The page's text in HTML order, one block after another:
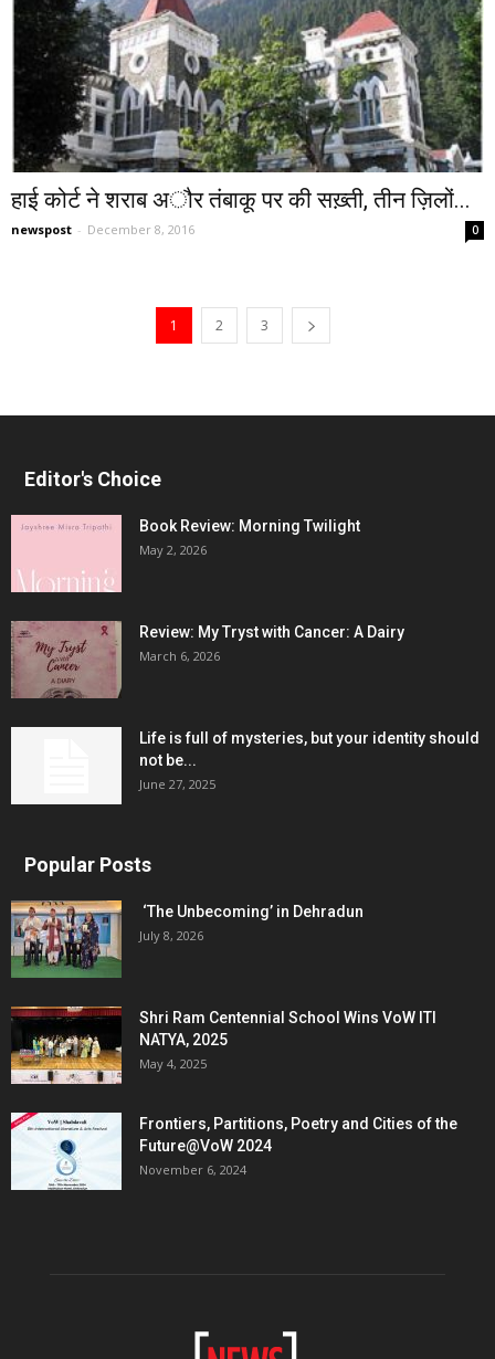
हाई कोर्ट ने शराब अौर तंबाकू पर की सख़्ती, तीन ज़िलों...
newspost - December 8, 2016 0
1 2 3
Editor's Choice
Book Review: Morning Twilight
May 2, 2026
Review: My Tryst with Cancer: A Dairy
March 6, 2026
Life is full of mysteries, but your identity should
not be...
June 27, 2025
Popular Posts
‘The Unbecoming’ in Dehradun
July 8, 2026
Shri Ram Centennial School Wins VoW ITI
NATYA, 2025
May 4, 2025
Frontiers, Partitions, Poetry and Cities of the
Future@VoW 2024
November 6, 2024